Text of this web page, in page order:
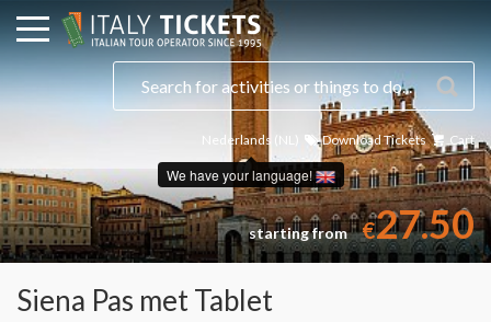
Nederlands (NL)
We have your language!
Download Tickets Cart
starting from €27.50
Siena Pas met Tablet